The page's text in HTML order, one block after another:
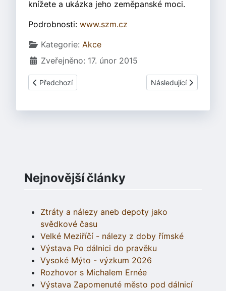
knížete a ukázka jeho zeměpanské moci.
Podrobnosti: www.szm.cz
Základní údaje
Kategorie: Akce
Zveřejněno: 17. únor 2015
Předchozí článek: Keltský telegraf 2015
Předchozí Další článek: Antický
Následující
Nejnovější články
Ztráty a nálezy aneb depoty jako
svědkové času
Velké Meziříčí - nálezy z doby římské
Výstava Po dálnici do pravěku
Vysoké Mýto - výzkum 2026
Rozhovor s Michalem Ernée
Výstava Zapomenuté město pod dálnicí